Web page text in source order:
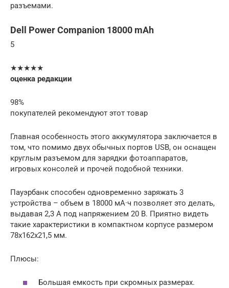
разъемами.
Dell Power Companion 18000 mAh
5
★★★★★
оценка редакции
98%
покупателей рекомендуют этот товар
Главная особенность этого аккумулятора заключается в
том, что помимо двух обычных портов USB, он оснащен
круглым разъемом для зарядки фотоаппаратов,
игровых консолей и прочей подобной техники.
Пауэрбанк способен одновременно заряжать 3
устройства – объем в 18000 мА·ч позволяет это делать,
выдавая 2,3 А под напряжением 20 В. Приятно видеть
такие характеристики в компактном корпусе размером
78x162x21,5 мм.
Плюсы:
Большая емкость при скромных размерах.